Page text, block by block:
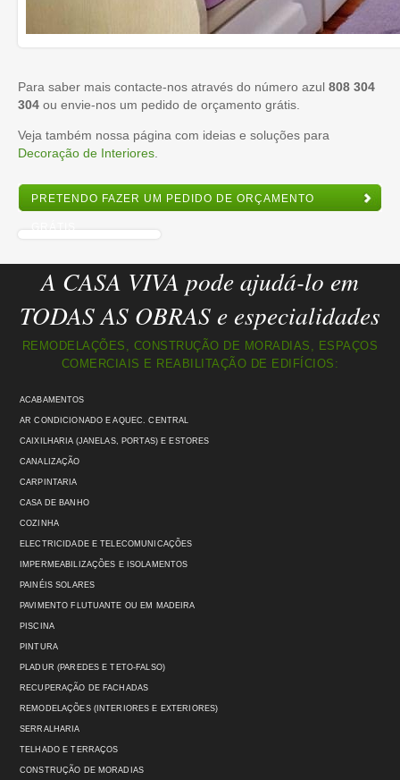
Para saber mais contacte-nos através do número azul 808 304
304 ou envie-nos um pedido de orçamento grátis.
Veja também nossa página com ideias e soluções para
Decoração de Interiores
PRETENDO FAZER UM PEDIDO DE ORÇAMENTO
GRÁTIS
A CASA VIVA pode ajudá-lo em
TODAS AS OBRAS e especialidades
REMODELAÇÕES, CONSTRUÇÃO DE MORADIAS, ESPAÇOS
COMERCIAIS E REABILITAÇÃO DE EDIFÍCIOS:
ACABAMENTOS
AR CONDICIONADO E AQUEC. CENTRAL
CAIXILHARIA (JANELAS, PORTAS) E ESTORES
CANALIZAÇÃO
CARPINTARIA
CASA DE BANHO
COZINHA
ELECTRICIDADE E TELECOMUNICAÇÕES
IMPERMEABILIZAÇÕES E ISOLAMENTOS
PAINÉIS SOLARES
PAVIMENTO FLUTUANTE OU EM MADEIRA
PISCINA
PINTURA
PLADUR (PAREDES E TETO-FALSO)
RECUPERAÇÃO DE FACHADAS
REMODELAÇÕES (INTERIORES E EXTERIORES)
SERRALHARIA
TELHADO E TERRAÇOS
CONSTRUÇÃO DE MORADIAS